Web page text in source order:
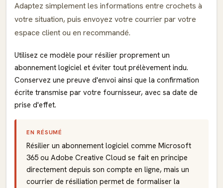
Adaptez simplement les informations entre crochets à
votre situation, puis envoyez votre courrier par votre
espace client ou en recommandé.
Utilisez ce modèle pour résilier proprement un
abonnement logiciel et éviter tout prélèvement indu.
Conservez une preuve d'envoi ainsi que la confirmation
écrite transmise par votre fournisseur, avec sa date de
prise d'effet.
EN RÉSUMÉ
Résilier un abonnement logiciel comme Microsoft
365 ou Adobe Creative Cloud se fait en principe
directement depuis son compte en ligne, mais un
courrier de résiliation permet de formaliser la